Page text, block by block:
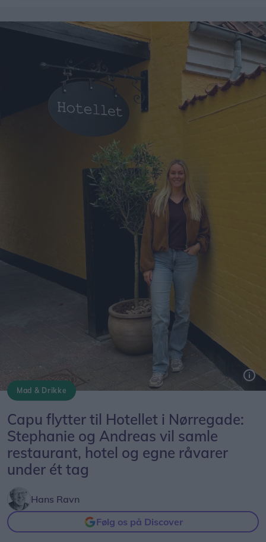
Mad & Drikke
Capu flytter til Hotellet i Nørregade:
Stephanie og Andreas vil samle
restaurant, hotel og egne råvarer
under ét tag
Hans Ravn
Følg os på Discover